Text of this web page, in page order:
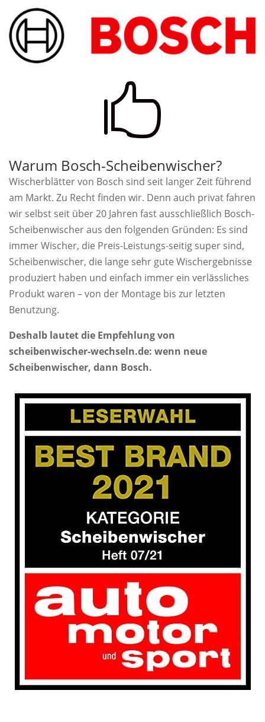

Warum Bosch-Scheibenwischer?
Wischerblätter von Bosch sind seit langer Zeit führend
am Markt. Zu Recht finden wir. Denn auch privat fahren
wir selbst seit über 20 Jahren fast ausschließlich Bosch-
Scheibenwischer aus den folgenden Gründen: Es sind
immer Wischer, die Preis-Leistungs-seitig super sind,
Scheibenwischer, die lange sehr gute Wischergebnisse
produziert haben und einfach immer ein verlässliches
Produkt waren – von der Montage bis zur letzten
Benutzung.
Deshalb lautet die Empfehlung von
scheibenwischer-wechseln.de: wenn neue
Scheibenwischer, dann Bosch.